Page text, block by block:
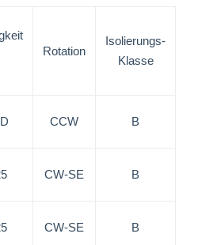
Rotation
Isolierungs-
Klasse
CCW B
CW-SE B
CW-SE B